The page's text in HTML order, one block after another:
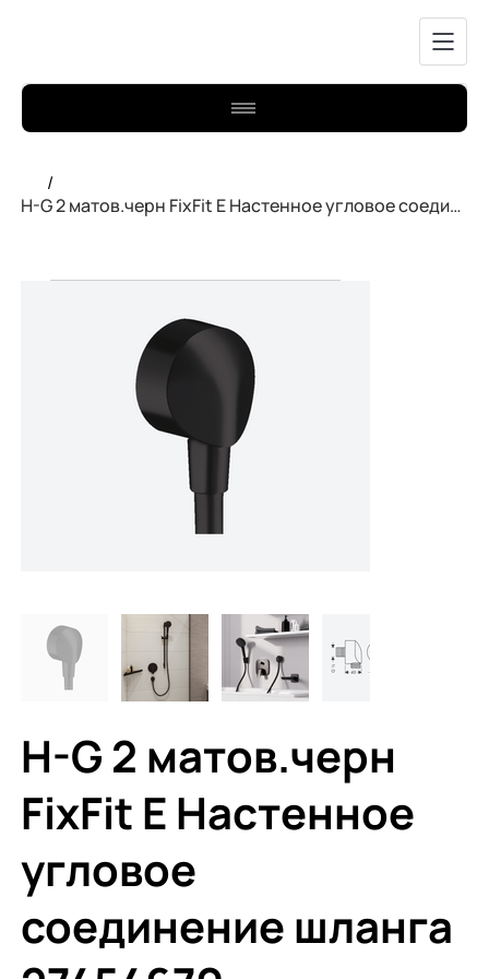
/
H-G 2 матов.черн FixFit E Настенное угловое соединение шланга 27454670
H-G 2 матов.черн
FixFit E Настенное
угловое
соединение шланга